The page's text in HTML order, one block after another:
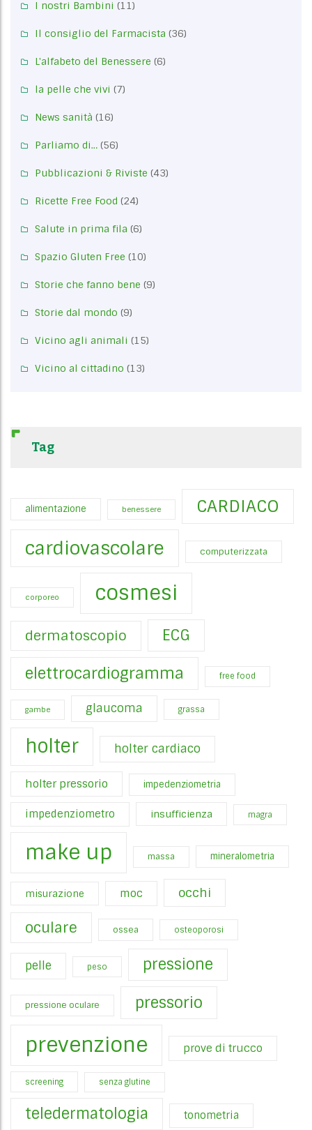
I nostri Bambini (11)
Il consiglio del Farmacista (36)
L'alfabeto del Benessere (6)
la pelle che vivi (7)
News sanità (16)
Parliamo di… (56)
Pubblicazioni & Riviste (43)
Ricette Free Food (24)
Salute in prima fila (6)
Spazio Gluten Free (10)
Storie che fanno bene (9)
Storie dal mondo (9)
Vicino agli animali (15)
Vicino al cittadino (13)
Tag
alimentazione benessere CARDIACO
cardiovascolare computerizzata
corporeo cosmesi
dermatoscopio ECG
elettrocardiogramma free food
gambe glaucoma grassa
holter holter cardiaco
holter pressorio impedenziometria
impedenziometro insufficienza magra
make up massa mineralometria
misurazione moc occhi
oculare ossea osteoporosi
pelle peso pressione
pressione oculare pressorio
prevenzione prove di trucco
screening senza glutine
teledermatologia tonometria